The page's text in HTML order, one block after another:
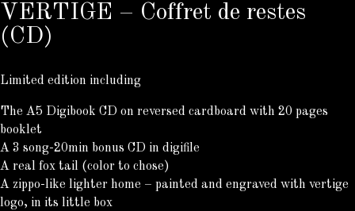
VERTIGE – Coffret de restes
(CD)
Limited edition including
The A5 Digibook CD on reversed cardboard with 20 pages
booklet
A 3 song-20min bonus CD in digifile
A real fox tail (color to chose)
A zippo-like lighter home – painted and engraved with vertige
logo, in its little box